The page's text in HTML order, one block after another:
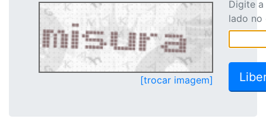
[trocar imagem]
Digite
lado no